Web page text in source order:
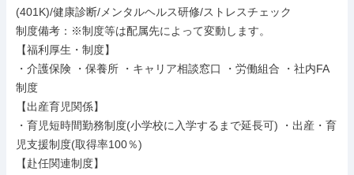
(401K)/健康診断/メンタルヘルス研修/ストレスチェック
制度備考：※制度等は配属先によって変動します。
【福利厚生・制度】
・介護保険 ・保養所 ・キャリア相談窓口 ・労働組合 ・社内FA
制度
【出産育児関係】
・育児短時間勤務制度(小学校に入学するまで延長可) ・出産・育
児支援制度(取得率100％)
【赴任関連制度】